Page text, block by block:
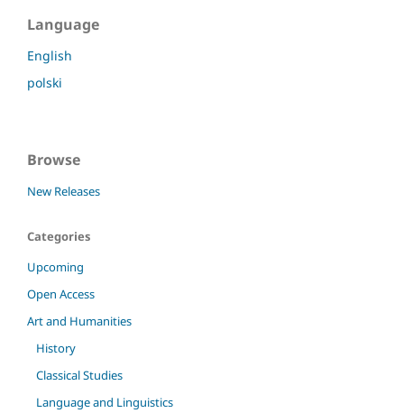
Language
English
polski
Browse
New Releases
Categories
Upcoming
Open Access
Art and Humanities
History
Classical Studies
Language and Linguistics